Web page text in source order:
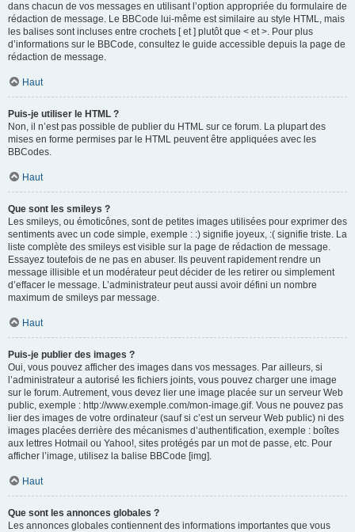
dans chacun de vos messages en utilisant l’option appropriée du formulaire de
rédaction de message. Le BBCode lui-même est similaire au style HTML, mais
les balises sont incluses entre crochets [ et ] plutôt que < et >. Pour plus
d’informations sur le BBCode, consultez le guide accessible depuis la page de
rédaction de message.
Haut
Puis-je utiliser le HTML ?
Non, il n’est pas possible de publier du HTML sur ce forum. La plupart des
mises en forme permises par le HTML peuvent être appliquées avec les
BBCodes.
Haut
Que sont les smileys ?
Les smileys, ou émoticônes, sont de petites images utilisées pour exprimer des
sentiments avec un code simple, exemple : :) signifie joyeux, :( signifie triste. La
liste complète des smileys est visible sur la page de rédaction de message.
Essayez toutefois de ne pas en abuser. Ils peuvent rapidement rendre un
message illisible et un modérateur peut décider de les retirer ou simplement
d’effacer le message. L’administrateur peut aussi avoir défini un nombre
maximum de smileys par message.
Haut
Puis-je publier des images ?
Oui, vous pouvez afficher des images dans vos messages. Par ailleurs, si
l’administrateur a autorisé les fichiers joints, vous pouvez charger une image
sur le forum. Autrement, vous devez lier une image placée sur un serveur Web
public, exemple : http://www.exemple.com/mon-image.gif. Vous ne pouvez pas
lier des images de votre ordinateur (sauf si c’est un serveur Web public) ni des
images placées derrière des mécanismes d’authentification, exemple : boîtes
aux lettres Hotmail ou Yahoo!, sites protégés par un mot de passe, etc. Pour
afficher l’image, utilisez la balise BBCode [img].
Haut
Que sont les annonces globales ?
Les annonces globales contiennent des informations importantes que vous